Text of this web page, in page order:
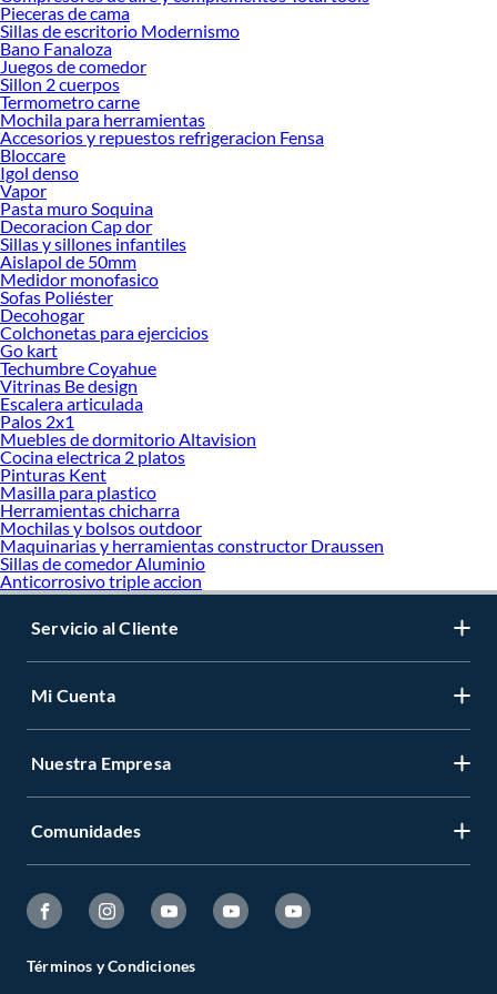
renovación de espacios. ¡Visítanos y descubre todo lo que tenemos para
ofrecerte!
Encuentra una amplia variedad de productos de Muebles de TV y Racks en
Sodimac. Encuentra todo lo necesario para tus proyectos de renovación y
decoración. ¡Visítanos y haz tus ideas realidad!
Pieceras de cama
Sillas de escritorio Modernismo
Bano Fanaloza
Juegos de comedor
Sillon 2 cuerpos
Termometro carne
Mochila para herramientas
Accesorios y repuestos refrigeracion Fensa
Bloccare
Igol denso
Vapor
Pasta muro Soquina
Decoracion Cap dor
Sillas y sillones infantiles
Aislapol de 50mm
Medidor monofasico
Sofas Poliéster
Decohogar
Colchonetas para ejercicios
Go kart
Techumbre Coyahue
Vitrinas Be design
Escalera articulada
Palos 2x1
Muebles de dormitorio Altavision
Cocina electrica 2 platos
Pinturas Kent
Masilla para plastico
Herramientas chicharra
Mochilas y bolsos outdoor
Maquinarias y herramientas constructor Draussen
Sillas de comedor Aluminio
Anticorrosivo triple accion
Servicio al Cliente
Mi Cuenta
Nuestra Empresa
Comunidades
Términos y Condiciones